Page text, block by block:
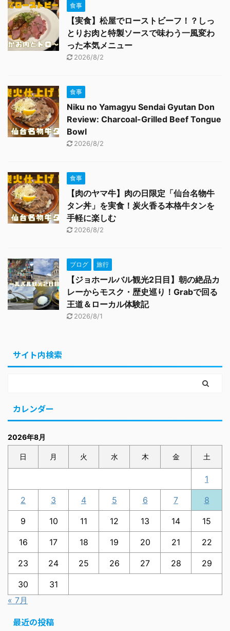
食事
【実食】松屋でローストビーフ！？しっ
とりお肉と特製ソースで味わう一風変わ
った本気メニュー
2026/8/2
食事
Niku no Yamagyu Sendai Gyutan Don
Review: Charcoal-Grilled Beef Tongue
Bowl
2026/8/2
食事
【肉のヤマ牛】肉の日限定「仙台名物牛
タン丼」を実食！炭火香る本格牛タンを
手軽に楽しむ
2026/8/2
ブログ 旅行
【ジョホールバル観光2日目】朝の絶品カ
レーからモスク・歴史巡り！Grabで回る
王道＆ローカル体験記
2026/8/1
サイト内検索
カレンダー
2026年8月
日 月 火 水 木 金 土
1
2 3 4 5 6 7 8
9 10 11 12 13 14 15
16 17 18 19 20 21 22
23 24 25 26 27 28 29
30
31
« 7月
最近の投稿